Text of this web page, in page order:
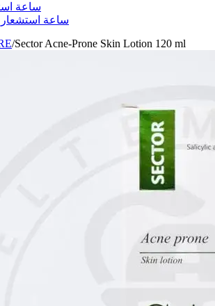
ساعة
ساعة
/Sector Acne-Prone Skin Lotion 120 ml